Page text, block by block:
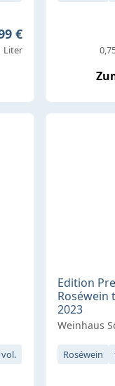
Preis:
€
Liter
vol.
Edition
Roséwein
2023
Weinhaus
Roséwein